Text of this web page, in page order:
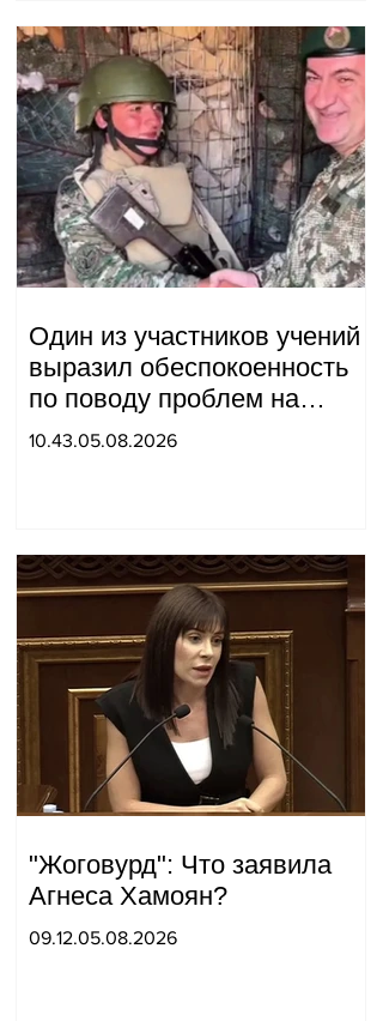
Один из участников учений
выразил обеспокоенность
по поводу проблем на
одном из постов в Сюнике.
10.43.05.08.2026
"Жоговурд": Что заявила
Агнеса Хамоян?
09.12.05.08.2026